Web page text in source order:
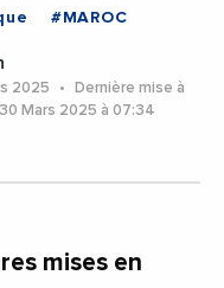
#MAROC
2025
Dernière mise à
Mars 2025 à 07:34
mises en